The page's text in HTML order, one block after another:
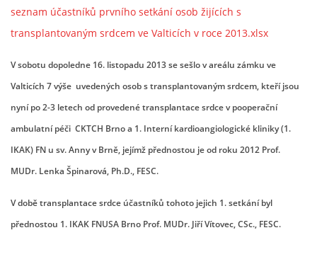
VIDEO
DÁRCI
VALNÁ HROMADA
KONTAKTY
© 2026 eStránky.cz | RSS
seznam účastníků prvního setkání osob žijících s
transplantovaným srdcem ve Valticích v roce 2013.xlsx
V sobotu dopoledne 16. listopadu 2013 se sešlo v areálu zámku ve
Valticích 7 výše uvedených osob s transplantovaným srdcem, kteří jsou
nyní po 2-3 letech od provedené transplantace srdce v pooperační
ambulatní péči CKTCH Brno a 1. Interní kardioangiologické kliniky (1.
IKAK) FN u sv. Anny v Brně, jejímž přednostou je od roku 2012 Prof.
MUDr. Lenka Špinarová, Ph.D., FESC.
V době transplantace srdce účastníků tohoto jejich 1. setkání byl
přednostou 1. IKAK FNUSA Brno Prof. MUDr. Jiří Vítovec, CSc., FESC.